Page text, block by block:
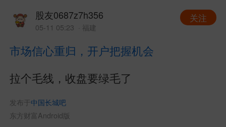
股友0687z7h356
05-11 05:23 · 福建
关注
市场信心重归，开户把握机会
拉个毛线，收盘要绿毛了
发布于 中国长城吧
东方财富Android版